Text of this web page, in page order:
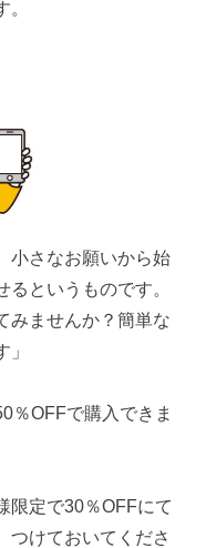
小さなお願いから始
というものです。
みませんか？簡単な
％OFFで購入できま
限定で30％OFFにて
けておいてくださ